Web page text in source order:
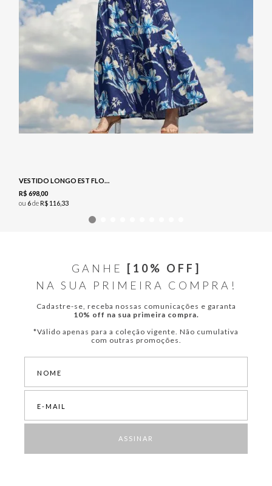
VESTIDO LONGO EST FLORAL - NAVY
R$ 69800
ou 6deR$ 11633
GANHE
[10% OFF]
NA SUA PRIMEIRA COMPRA!
Cadastre-se, receba nossas comunicações e garanta
10% off na sua primeira compra.
*Válido apenas para a coleção vigente. Não cumulativa
com outras promoções.
ASSINAR